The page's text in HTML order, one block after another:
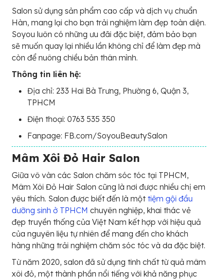
Salon sử dụng sản phẩm cao cấp và dịch vụ chuẩn
Hàn, mang lại cho bạn trải nghiệm làm đẹp toàn diện.
Soyou luôn có những ưu đãi đặc biệt, đảm bảo bạn
sẽ muốn quay lại nhiều lần không chỉ để làm đẹp mà
còn để nuông chiều bản thân mình.
Thông tin liên hệ:
Địa chỉ: 233 Hai Bà Trưng, Phường 6, Quận 3,
TPHCM
Điện thoại: 0763 535 350
Fanpage: FB.com/SoyouBeautySalon
Mâm Xôi Đỏ Hair Salon
Giữa vô vàn các Salon chăm sóc tóc tại TPHCM,
Mâm Xôi Đỏ Hair Salon cũng là nơi được nhiều chị em
yêu thích. Salon được biết đến là một tiệm gội đầu
dưỡng sinh ở TPHCM chuyên nghiệp, khai thác vẻ
đẹp truyền thống của Việt Nam kết hợp với hiệu quả
của nguyên liệu tự nhiên để mang đến cho khách
hàng những trải nghiệm chăm sóc tóc và da đặc biệt.
Từ năm 2020, salon đã sử dụng tinh chất từ quả mâm
xôi đỏ, một thành phần nổi tiếng với khả năng phục